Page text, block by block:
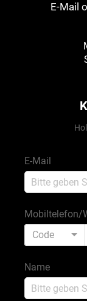
E-Mail
E-Mail
Mobiltelefon/
Code
Name